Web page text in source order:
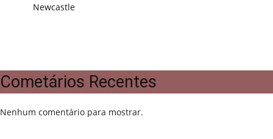
Newcastle
Cometários Recentes
Nenhum comentário para mostrar.